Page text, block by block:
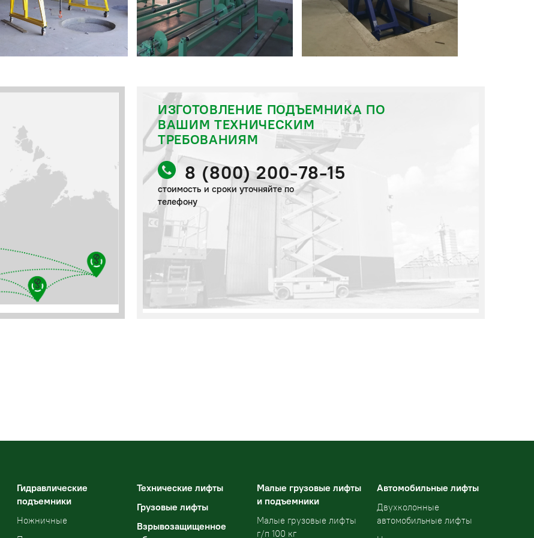
ИЗГОТОВЛЕНИЕ ПОДЪЕМНИКА ПО
ВАШИМ ТЕХНИЧЕСКИМ
ТРЕБОВАНИЯМ
8 (800) 200-78-15
стоимость и сроки уточняйте по
телефону
Гидравлические
подъемники
Ножничные
Технические лифты
Грузовые лифты
Взрывозащищенное
Малые грузовые лифты
и подъемники
Малые грузовые лифты
г/п 100 кг
Автомобильные лифты
Двухколонные
автомобильные лифты